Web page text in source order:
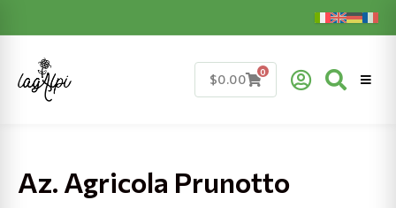
to
content
$0.00
0
Az. Agricola Prunotto